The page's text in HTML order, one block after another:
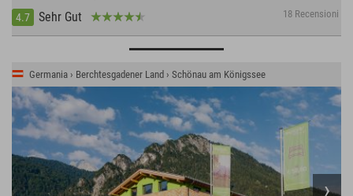
4.7
Sehr Gut 18 Recensioni
Germania › Berchtesgadener Land › Schönau am Königssee